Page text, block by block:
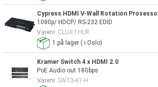
Cypress HDMI V-Wall Rotation
1080p/ HDCP/ RS-232 EDID
Varenr CLUX-1HLR
1 på lager ( i Oslo)
Kramer Switch 4 x HDMI 2.0
PoE Audio out 18Gbps
Varenr SWT3-41-H